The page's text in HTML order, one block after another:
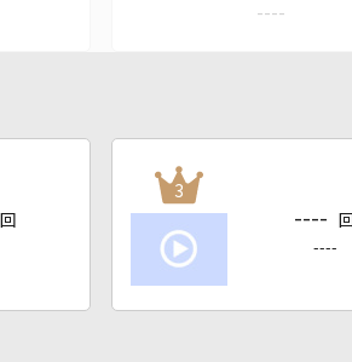
----
回
3
---- 回
----